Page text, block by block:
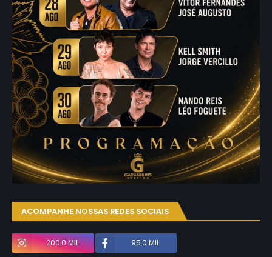
ACOMPANHE NOSSAS REDES SOCIAIS
200.0 MIL 95.0 MIL